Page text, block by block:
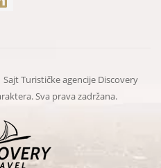
Turističke agencije Discovery
Sva prava zadržana.